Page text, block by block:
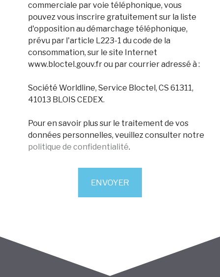
commerciale par voie téléphonique, vous
pouvez vous inscrire gratuitement sur la liste
d'opposition au démarchage téléphonique,
prévu par l'article L223-1 du code de la
consommation, sur le site Internet
www.bloctel.gouv.fr ou par courrier adressé à :
Société Worldline, Service Bloctel, CS 61311,
41013 BLOIS CEDEX.
Pour en savoir plus sur le traitement de vos
données personnelles, veuillez consulter notre
politique de confidentialité.
ENVOYER